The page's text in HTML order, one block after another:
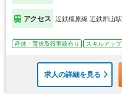
アクセス 近鉄橿原線 近鉄郡山駅
産休・育休取得実績有り スキルアップ
求人の詳細を見る